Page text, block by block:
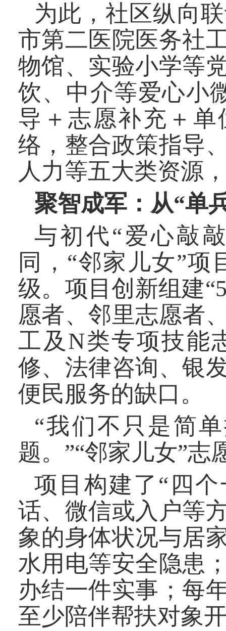
为此，社区纵向
市第二医院医务社
物馆、实验小学等
饮、中介等爱心小
导＋志愿补充＋
络，整合政策指导
人力等五大类资源
聚智成军：从“单
与初代“爱心敲
同，“邻家儿女”
级。项目创新组建
愿者、邻里志愿者
工及N类专项技能
修、法律咨询、银
便民服务的缺口。
“我们不只是简
题。”“邻家儿女”志
项目构建了“四
话、微信或入户等
象的身体状况与居
水用电等安全隐患
办结一件实事；每
至少陪伴帮扶对象